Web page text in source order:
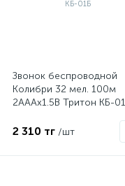
Звонок беспроводной
Колибри 32 мел. 100м
2АААх1.5В Тритон КБ-
2 310 тг /шт